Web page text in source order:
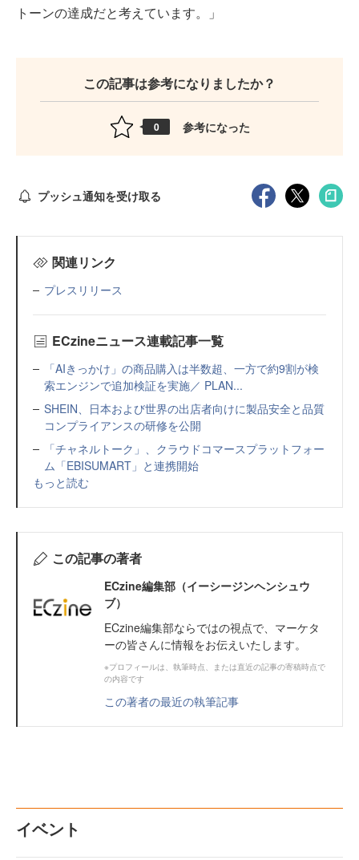
トーンの達成だと考えています。」
この記事は参考になりましたか？
0 参考になった
プッシュ通知を受け取る
関連リンク
プレスリリース
ECzineニュース連載記事一覧
「AIきっかけ」の商品購入は半数超、一方で約9割が検
索エンジンで追加検証を実施／ PLAN...
SHEIN、日本および世界の出店者向けに製品安全と品質
コンプライアンスの研修を公開
「チャネルトーク」、クラウドコマースプラットフォー
ム「EBISUMART」と連携開始
もっと読む
この記事の著者
ECzine編集部（イーシージンヘンシュウ
ブ）
ECzine編集部ならではの視点で、マーケタ
ーの皆さんに情報をお伝えいたします。
※プロフィールは、執筆時点、または直近の記事の寄稿時点で
の内容です
この著者の最近の執筆記事
イベント